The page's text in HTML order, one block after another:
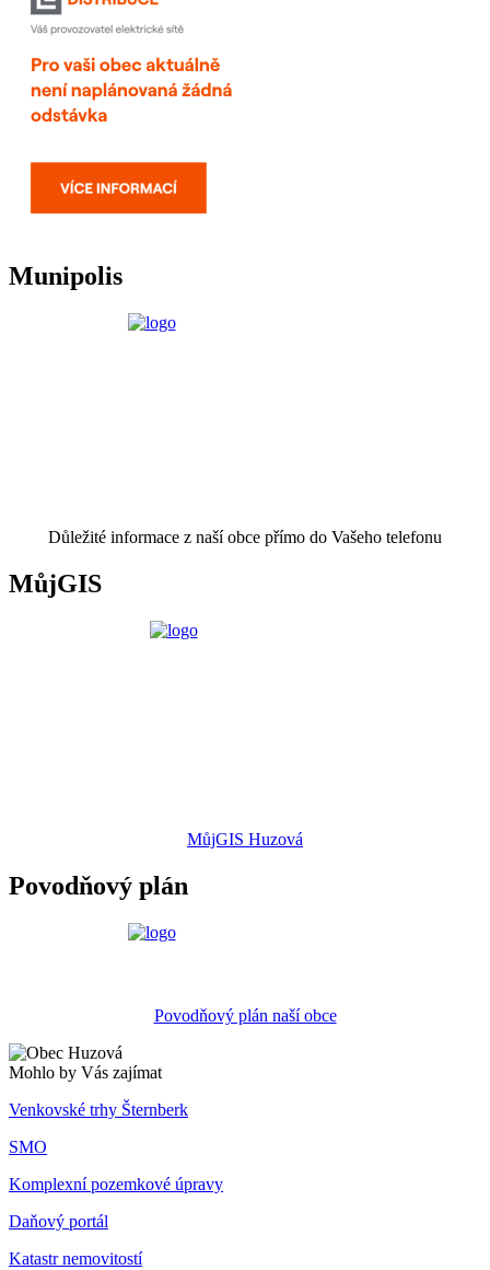
Munipolis
Důležité informace z naší obce přímo do Vašeho telefonu
MůjGIS
MůjGIS Huzová
Povodňový plán
Povodňový plán naší obce
Mohlo by Vás zajímat
Venkovské trhy Šternberk
SMO
Komplexní pozemkové úpravy
Daňový portál
Katastr nemovitostí